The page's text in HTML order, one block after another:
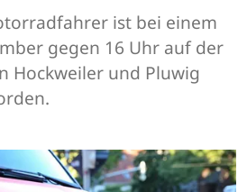
ist bei einem
gegen 16 Uhr auf der
Hockweiler und Pluwig